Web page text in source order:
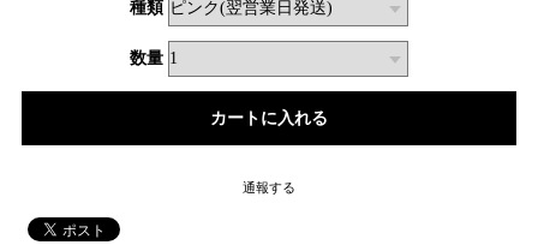
種類
数量
通報する